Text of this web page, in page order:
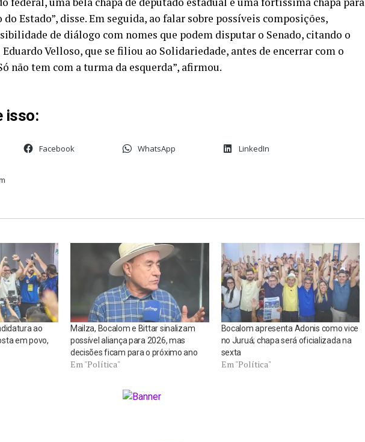
Estado”, disse. Em seguida, ao falar sobre possíveis composições,
de diálogo com nomes que podem disputar o Senado, citando o
Velloso, que se filiou ao Solidariedade, antes de encerrar com o
não tem com a turma da esquerda”, afirmou.
isso:
Facebook WhatsApp LinkedIn
ao
em povo,
Mailza, Bocalom e Bittar sinalizam
possível aliança para 2026, mas
decisões ficam para o próximo ano
Em "Política"
Bocalom apresenta Adonis como vice
no Juruá; chapa será oficializada na
sexta
Em "Política"